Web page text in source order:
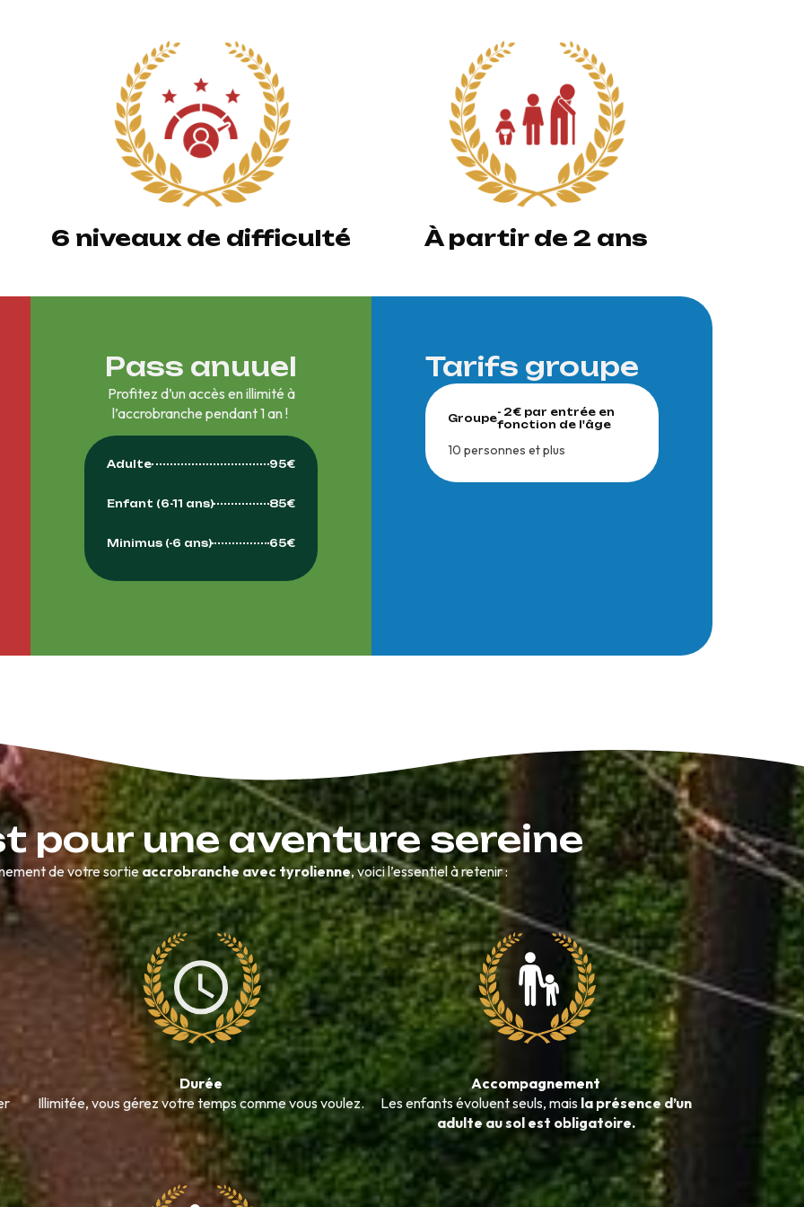
6 niveaux de difficulté À partir de 2 ans
Pass anuuel
Profitez d’un accès en illimité à
l’accrobranche pendant 1 an !
Adulte 95€
Enfant (6-11 ans) 85€
Minimus (-6 ans) 65€
Tarifs groupe
Groupe- 2€ par entrée en
fonction de l'âge
10 personnes et plus
pour une aventure sereine
de votre sortieaccrobranche avec tyrolienne, voici l’essentiel à retenir :
Durée
Illimitée, vous gérez votre temps comme vous voulez.
Accompagnement
Les enfants évoluent seuls, mais la présence d’un
adulte au sol est obligatoire.